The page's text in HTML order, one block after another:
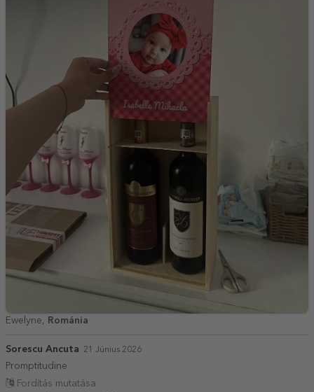
Ewelyne, Románia
Sorescu Ancuta 21 Június 2026
Promptitudine
Fordítás mutatása